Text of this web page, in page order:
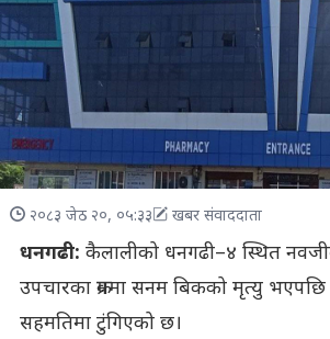
२०८३ जेठ २०, ०५:३३ खबर संवाददाता
धनगढी: कैलालीको धनगढी–४ स्थित
उपचारका क्रममा सनम बिकको मृत्यु भएपछि
सहमतिमा टुंगिएको छ।